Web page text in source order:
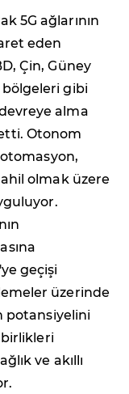
5G ağlarının
eden
Çin, Güney
bölgeleri gibi
alma
Otonom
olmak üzere
geçişi
üzerinde
potansiyelini
ve akıllı